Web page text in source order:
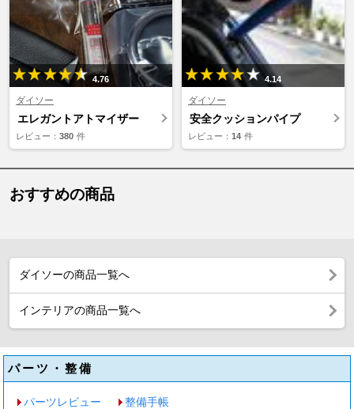
4.76
ダイソー
エレガントアトマイザー
レビュー： 380 件
4.14
ダイソー
安全クッションパイプ
レビュー： 14 件
おすすめの商品
ダイソーの商品一覧へ
インテリアの商品一覧へ
パーツ・整備
パーツレビュー 整備手帳